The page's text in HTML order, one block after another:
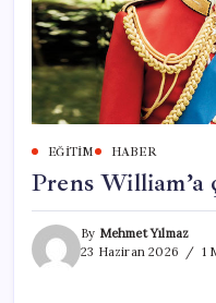
EĞITIM HABER
Prens
By Mehmet Yılmaz
23 Haziran 2026
1